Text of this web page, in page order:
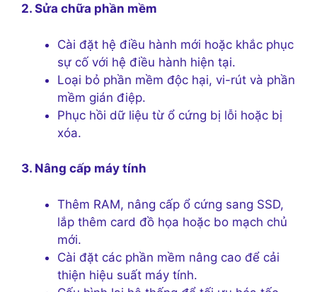
2. Sửa chữa phần mềm
Cài đặt hệ điều hành mới hoặc khắc phục
sự cố với hệ điều hành hiện tại.
Loại bỏ phần mềm độc hại, vi-rút và phần
mềm gián điệp.
Phục hồi dữ liệu từ ổ cứng bị lỗi hoặc bị
xóa.
3. Nâng cấp máy tính
Thêm RAM, nâng cấp ổ cứng sang SSD,
lắp thêm card đồ họa hoặc bo mạch chủ
mới.
Cài đặt các phần mềm nâng cao để cải
thiện hiệu suất máy tính.